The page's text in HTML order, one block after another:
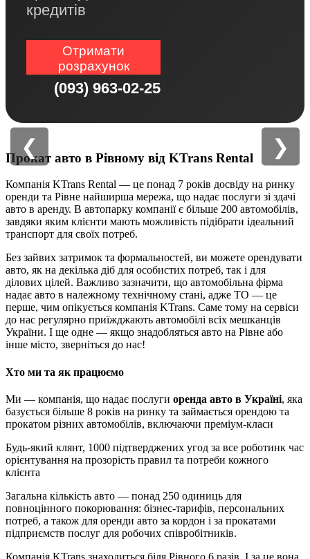
кредитів
Отримати
розрахунок
(093) 963-02-25
Прокат авто в Рівному від KTrans Rental
Компанія KTrans Rental — це понад 7 років досвіду на ринку
оренди та Рівне найширша мережа, що надає послуги зі здачі
авто в аренду. В автопарку компанії є більше 200 автомобілів,
завдяки яким клієнти мають можливість підібрати ідеальний
транспорт для своїх потреб.
Без зайвих затримок та формальностей, ви можете орендувати
авто, як на декілька діб для особистих потреб, так і для
ділових цілей. Важливо зазначити, що автомобільна фірма
надає авто в належному технічному стані, адже ТО — це
перше, чим опікується компанія KTrans. Саме тому на сервіси
до нас регулярно приїжджають автомобілі всіх мешканців
України. І ще одне — якщо знадобляться авто на Рівне або
інше місто, зверніться до нас!
Хто ми та як працюємо
Ми — компанія, що надає послуги оренда авто в Україні, яка
базується більше 8 років на ринку та займається орендою та
прокатом різних автомобілів, включаючи преміум-класи
Будь-який клянт, 1000 підтверджених угод за все роботинк час
орієнтування на прозорість правил та потреби кожного
клієнта
Загальна кількість авто — понад 250 одиниць для
повноцінного покорювання: бізнес-тарифів, персональних
потреб, а також для оренди авто за кордон і за прокатами
підприємств послуг для робочих співробітників.
Компанія KTrans знаходиться біля Рівного 6 разів. І за це вона
❮ ❯